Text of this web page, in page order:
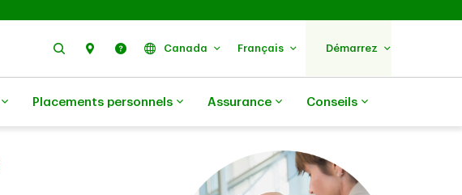
RechercherNous trouver
Aide Canada Français Démarrez
Placements personnels Assurance Conseils